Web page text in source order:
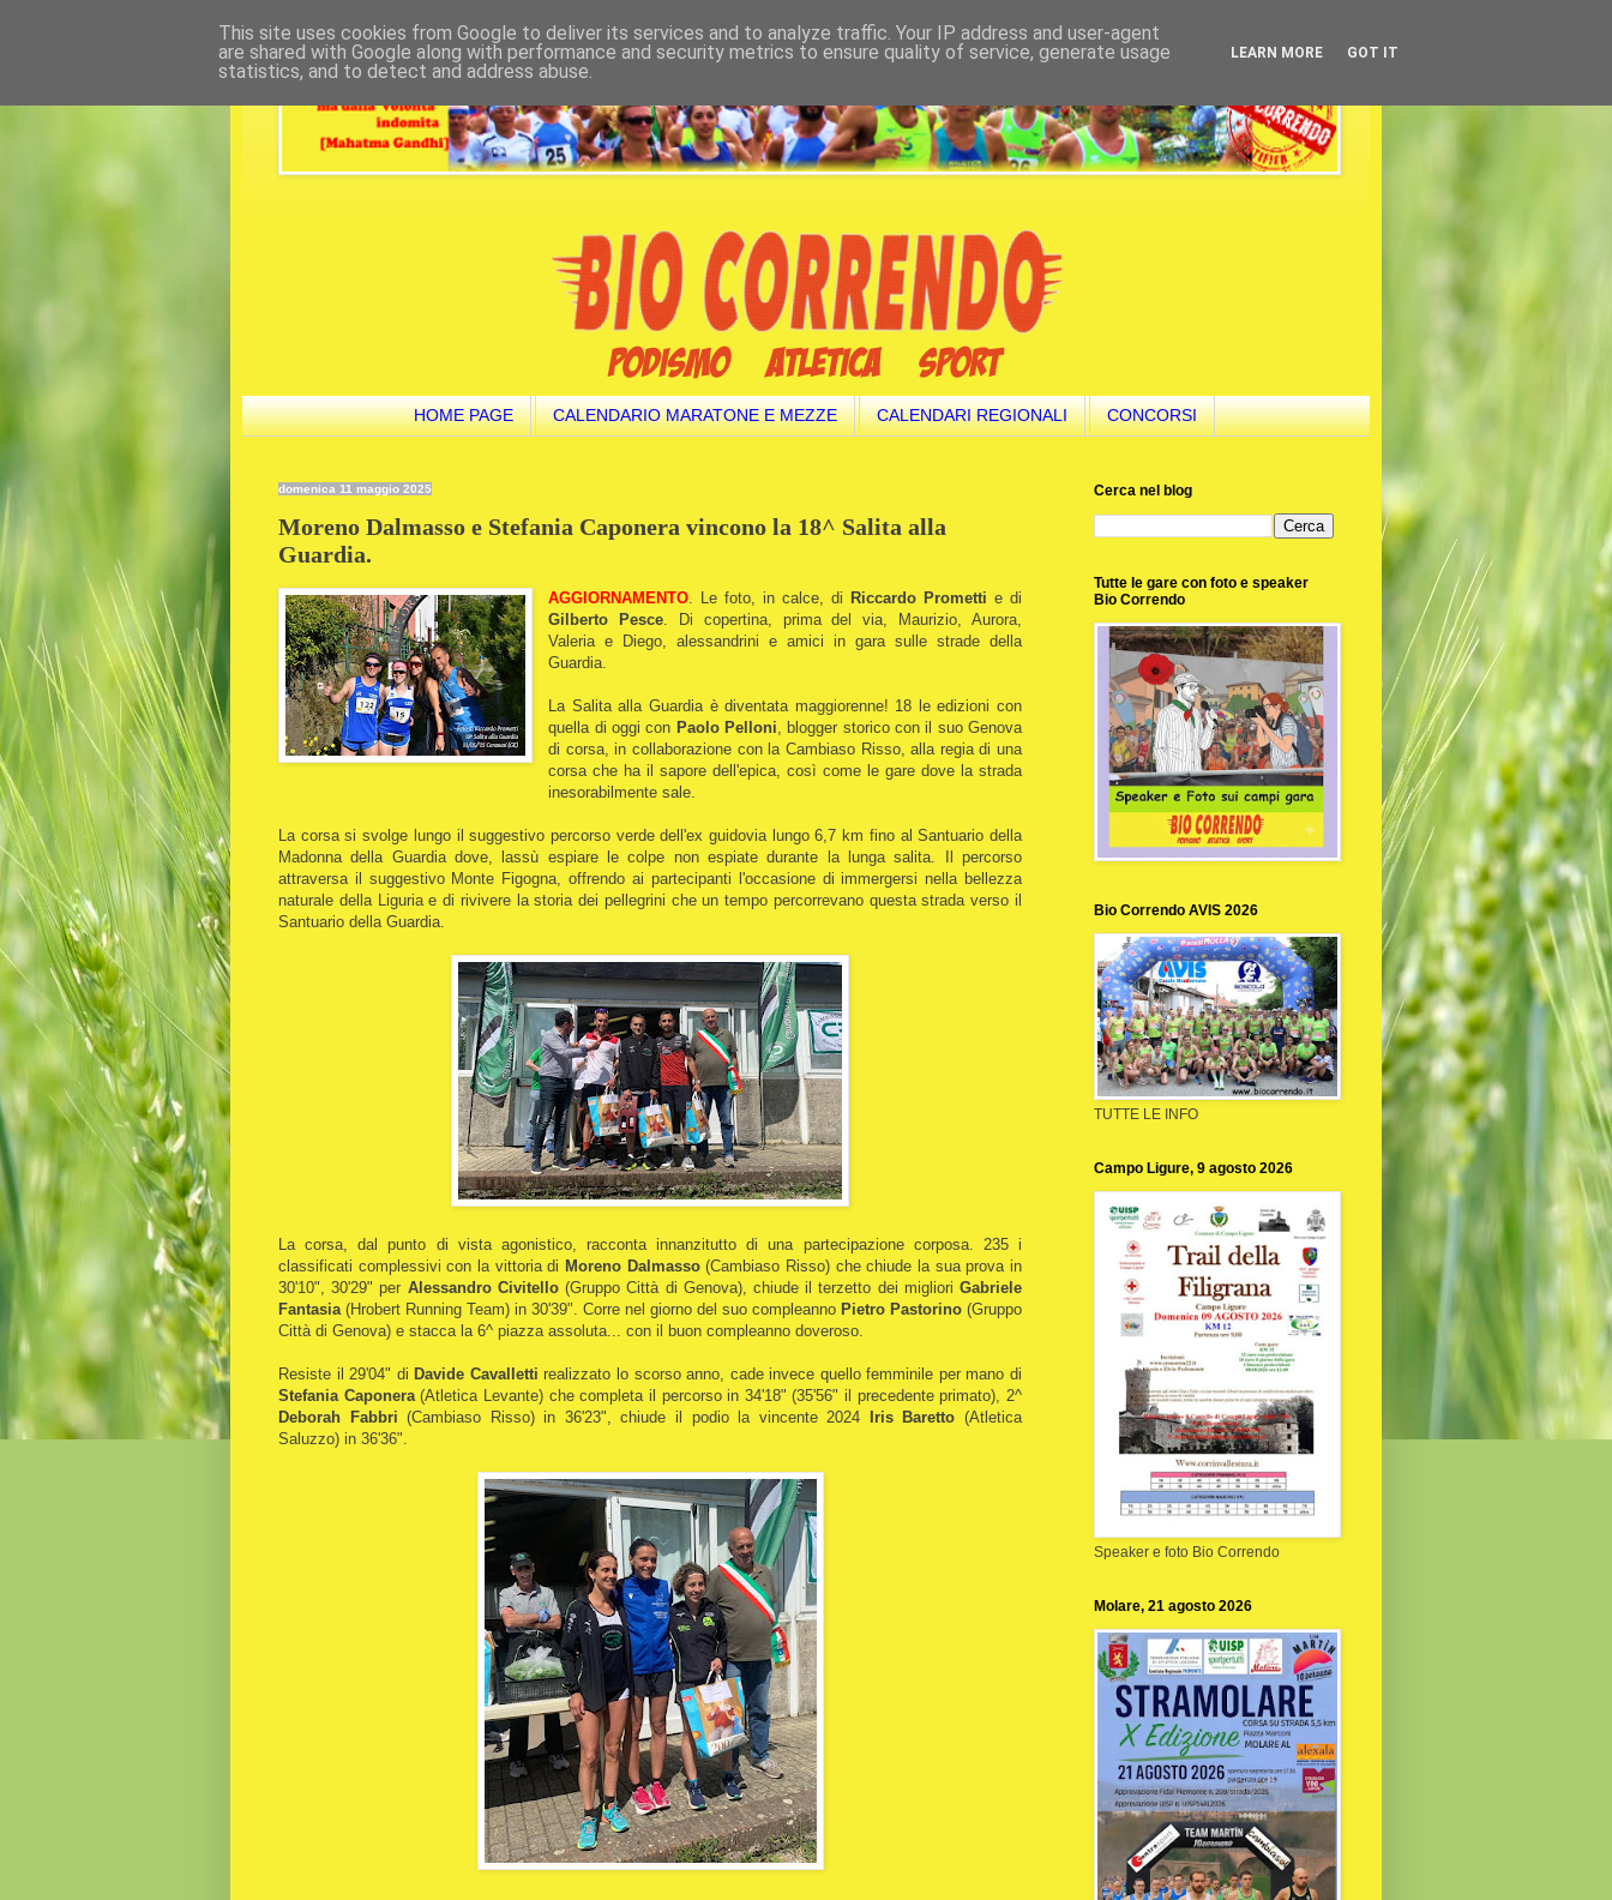
HOME PAGE CALENDARIO MARATONE E MEZZE CALENDARI REGIONALI CONCORSI
domenica 11 maggio 2025
Moreno Dalmasso e Stefania Caponera vincono la 18^ Salita alla
Guardia.
AGGIORNAMENTO . Le foto, in calce, di Riccardo Prometti e di
Gilberto Pesce . Di copertina, prima del via, Maurizio, Aurora,
Valeria e Diego, alessandrini e amici in gara sulle strade della
Guardia.
La Salita alla Guardia è diventata maggiorenne! 18 le edizioni con
quella di oggi con Paolo Pelloni , blogger storico con il suo Genova
di corsa, in collaborazione con la Cambiaso Risso, alla regia di una
corsa che ha il sapore dell'epica, così come le gare dove la strada
inesorabilmente sale.
La corsa si svolge lungo il suggestivo percorso verde dell'ex guidovia lungo 6,7 km fino al Santuario della
Madonna della Guardia dove, lassù espiare le colpe non espiate durante la lunga salita. Il percorso
attraversa il suggestivo Monte Figogna, offrendo ai partecipanti l'occasione di immergersi nella bellezza
naturale della Liguria e di rivivere la storia dei pellegrini che un tempo percorrevano questa strada verso il
Santuario della Guardia.
La corsa, dal punto di vista agonistico, racconta innanzitutto di una partecipazione corposa. 235 i
classificati complessivi con la vittoria di Moreno Dalmasso(Cambiaso Risso) che chiude la sua prova in
30'10", 30'29" per Alessandro Civitello(Gruppo Città di Genova), chiude il terzetto dei miglioriGabriele
Fantasia (Hrobert Running Team) in 30'39". Corre nel giorno del suo compleanno Pietro Pastorino (Gruppo
Città di Genova) e stacca la 6^ piazza assoluta... con il buon compleanno doveroso.
Resiste il 29'04" di Davide Cavalletti realizzato lo scorso anno, cade invece quello femminile per mano di
Stefania Caponera(Atletica Levante) che completa il percorso in 34'18" (35'56" il precedente primato), 2^
Deborah Fabbri(Cambiaso Risso) in 36'23", chiude il podio la vincente 2024 Iris Baretto (Atletica
Saluzzo) in 36'36".
Cerca nel blog
Tutte le gare con foto e speaker
Bio Correndo
Bio Correndo AVIS 2026
TUTTE LE INFO
Campo Ligure, 9 agosto 2026
Speaker e foto Bio Correndo
Molare, 21 agosto 2026
This site uses cookies from Google to deliver its services and to analyze traffic. Your IP address and user-agent
are shared with Google along with performance and security metrics to ensure quality of service, generate usage
statistics, and to detect and address abuse.
LEARN MORE GOT IT